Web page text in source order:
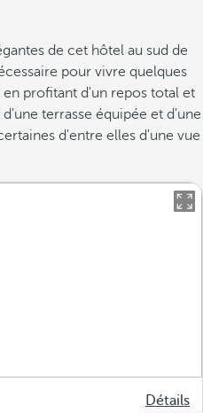
de cet hôtel au sud de
pour vivre quelques
profitant d'un repos total et
terrasse équipée et d'une
d'entre elles d'une vue
Détails